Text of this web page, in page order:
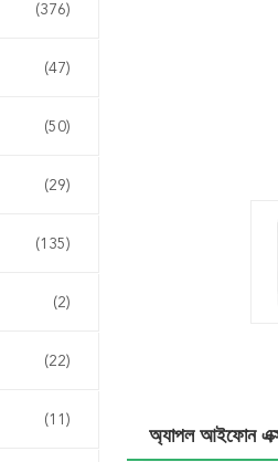
(376)
(47)
(50)
(29)
(135)
(2)
(22)
(11)
অ্যাপল আইফোন